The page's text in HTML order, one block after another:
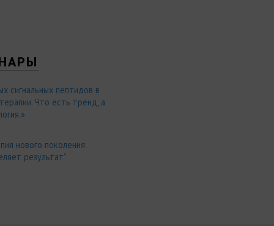
сигнальных пептидов в
Что есть тренд, а
нового поколения:
результат"